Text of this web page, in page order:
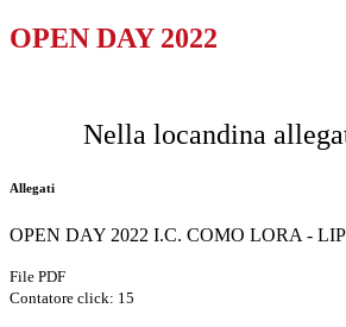
OPEN DAY 2022
Nella locandina
Allegati
OPEN DAY 2022 I.C. COMO LORA -
File PDF
Contatore click: 15